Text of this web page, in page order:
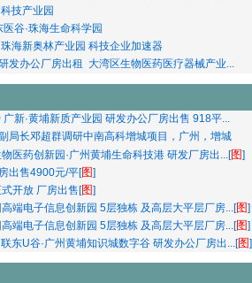
技产业园
谷·珠海生命科学园
海新奥林产业园 科技企业加速器
发办公厂房出租 大湾区生物医药医疗器械产业...
新·黄埔新质产业园 研发办公厂房出售 918平...
局长邓超群调研中南高科增城项目，广州，增城
医药创新园·广州黄埔生命科技港 研发厂房出...[图]
出售4900元/平[图]
开放 厂房出售[图]
端电子信息创新园 5层独栋 及高层大平层厂房...[图]
端电子信息创新园 5层独栋 及高层大平层厂房...[图]
东U谷·广州黄埔知识城数字谷 研发办公厂房出...[图]